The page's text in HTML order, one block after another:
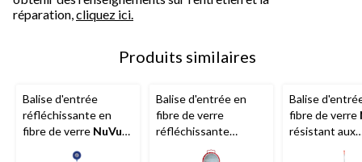
réparation,cliquez ici.
Produits similaires
Balise d'entrée
réfléchissante en
fibre de verre NuVue,
Balise d'entrée en
fibre de verre
réfléchissante
, robuste,
Balise
fibre de verre
résistant aux
intempéries,